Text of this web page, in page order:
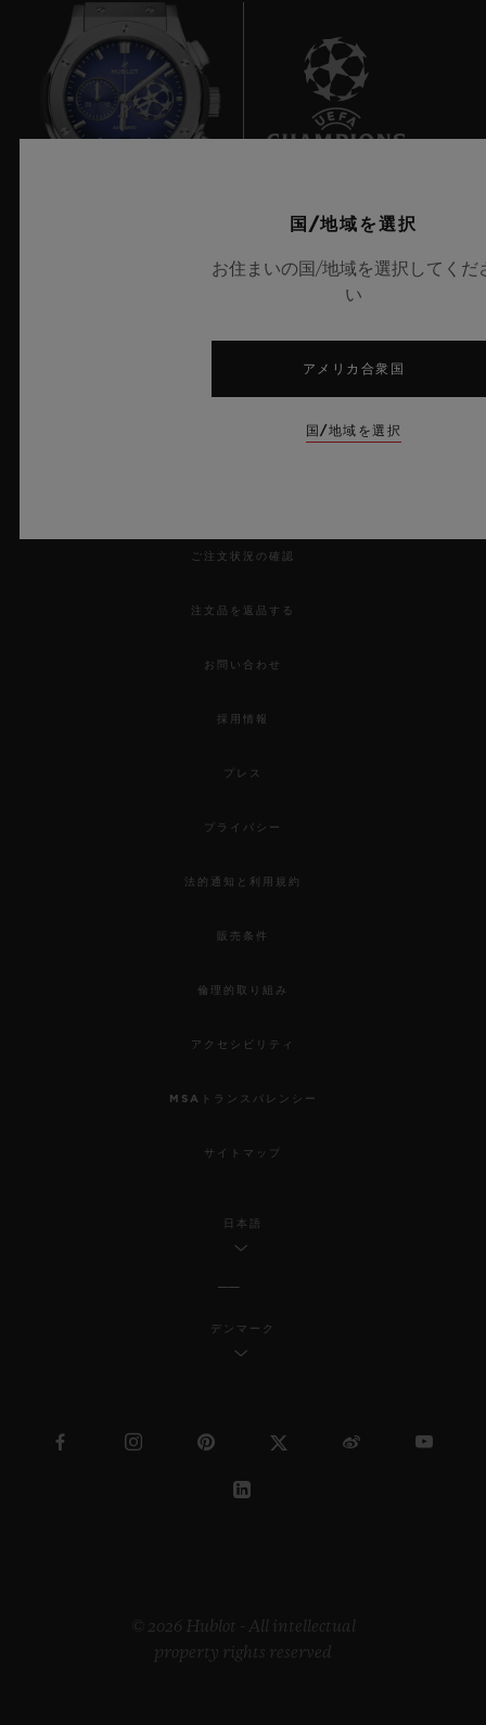
ご注文状況の確認
注文品を返品する
お問い合わせ
採用情報
プレス
プライバシー
法的通知と利用規約
販売条件
倫理的取り組み
アクセシビリティ
MSAトランスパレンシー
サイトマップ
日本語
デンマーク
© 2026 Hublot - All intellectual
property rights reserved
国/地域を選択
お住まいの国/地域を選択してくだ
い
アメリカ合衆国
国/地域を選択